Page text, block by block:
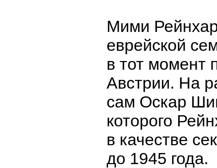
Мими
еврейской
в тот момент
Австрии. На
сам Оскар
которого
в качестве
до 1945 года.